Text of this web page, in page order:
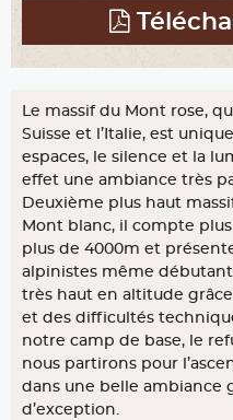
Le massif du Mont rose,
Suisse et l’Italie, est
espaces, le silence et la
effet une ambiance très
Deuxième plus haut
Mont blanc, il compte
plus de 4000m et
alpinistes même
très haut en altitude
et des difficultés
notre camp de base, le
nous partirons pour
dans une belle ambiance
d’exception.